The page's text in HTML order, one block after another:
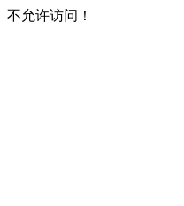
不允许访问！